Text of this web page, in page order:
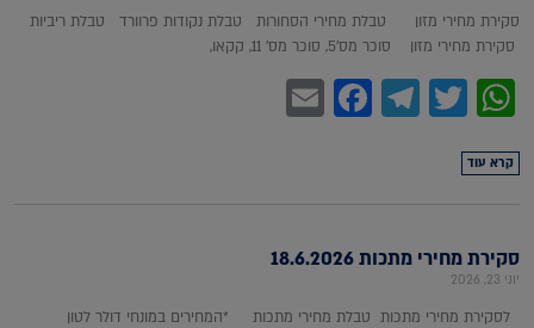
סקירת מחירי מזון טבלת מחירי הסחורות טבלת נקודות פרוורד טבלת ריביות
סקירת מחירי מזון סוכר מס'5, סוכר מס' 11, קקאו,
WhatsApp
Twitter
Telegram
Facebook
קרא עוד
סקירת מחירי מתכות 18.6.2026
יוני 23, 2026
לסקירת מחירי מתכות טבלת מחירי מתכות *המחירים במונחי דולר לטון